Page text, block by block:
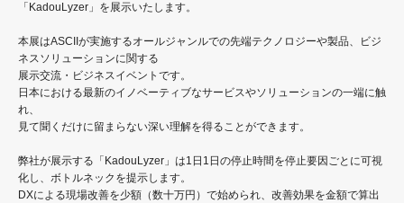
「KadouLyzer」を展示いたします。
本展はASCIIが実施するオールジャンルでの先端テクノロジーや製品、ビジ
ネスソリューションに関する
展示交流・ビジネスイベントです。
日本における最新のイノベーティブなサービスやソリューションの一端に触
れ、
見て聞くだけに留まらない深い理解を得ることができます。
弊社が展示する「KadouLyzer」は1日1日の停止時間を停止要因ごとに可視
化し、ボトルネックを提示します。
DXによる現場改善を少額（数十万円）で始められ、改善効果を金額で算出